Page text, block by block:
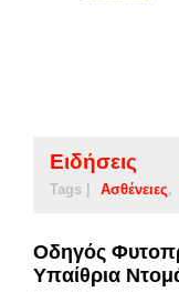
Ειδήσεις
Tags | Ασθένειες
Οδηγός
Υπαίθρια